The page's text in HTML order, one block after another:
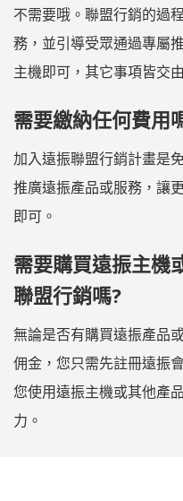
不需要哦。聯盟行銷的過
務，並引導受眾通過專屬
主機即可，其它事項皆交
需要繳納任何費用
加入遠振聯盟行銷計畫是
推廣遠振產品或服務，讓
即可。
需要購買遠振主機
聯盟行銷嗎?
無論是否有購買遠振產品
佣金，您只需先註冊遠振
您使用遠振主機或其他產
力。